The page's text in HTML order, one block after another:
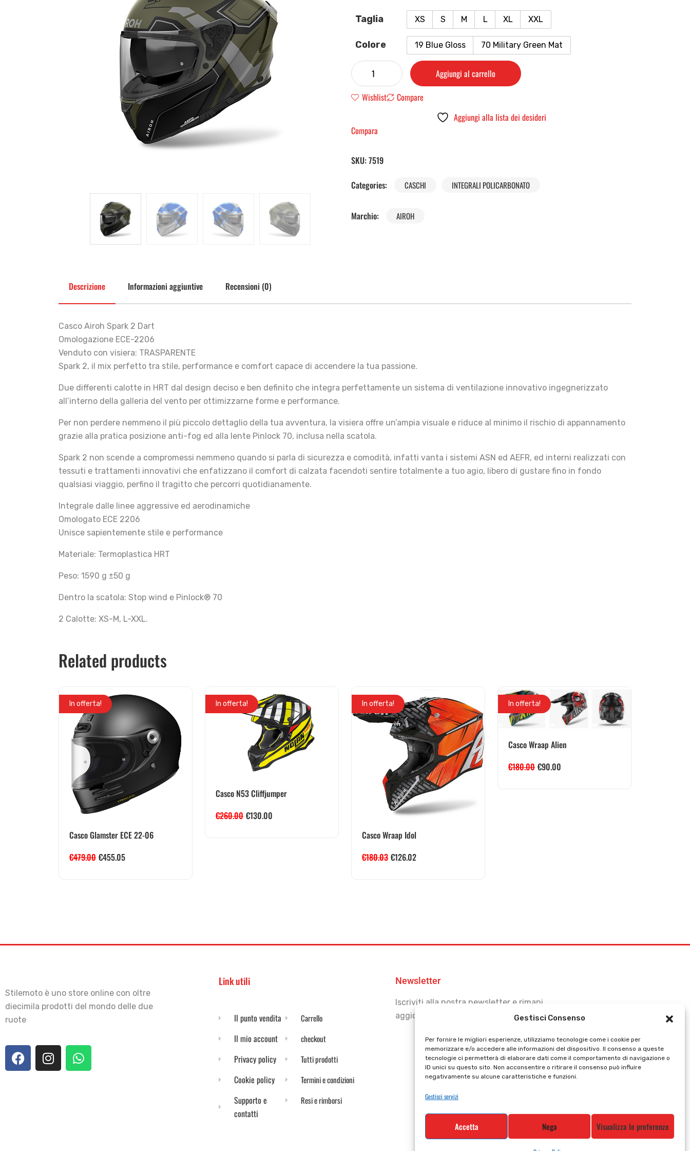
Gestisci Consenso
Per fornire le migliori esperienze, utilizziamo tecnologie come i cookie per
memorizzare e/o accedere alle informazioni del dispositivo. Il consenso a queste
tecnologie ci permetterà di elaborare dati come il comportamento di navigazione o
ID unici su questo sito. Non acconsentire o ritirare il consenso può influire
negativamente su alcune caratteristiche e funzioni.
Gestisci servizi
Accetta Nega Visualizza le preferenze
Taglia XS S M L XL XXL
Colore 19 Blue Gloss 70 Military Green Mat
Aggiungi al carrello
Wishlist
Compare
Aggiungi alla lista dei desideri
Compara
SKU: 7519
Categories:
CASCHI INTEGRALI POLICARBONATO
Marchio: AIROH
Descrizione Informazioni aggiuntive Recensioni (0)
Casco Airoh Spark 2 Dart
Omologazione ECE-2206
Venduto con visiera: TRASPARENTE
Spark 2, il mix perfetto tra stile, performance e comfort capace di accendere la tua passione.
Due differenti calotte in HRT dal design deciso e ben definito che integra perfettamente un sistema di ventilazione innovativo ingegnerizzato
all’interno della galleria del vento per ottimizzarne forme e performance.
Per non perdere nemmeno il più piccolo dettaglio della tua avventura, la visiera offre un’ampia visuale e riduce al minimo il rischio di appannamento
grazie alla pratica posizione anti-fog ed alla lente Pinlock 70, inclusa nella scatola.
Spark 2 non scende a compromessi nemmeno quando si parla di sicurezza e comodità, infatti vanta i sistemi ASN ed AEFR, ed interni realizzati con
tessuti e trattamenti innovativi che enfatizzano il comfort di calzata facendoti sentire totalmente a tuo agio, libero di gustare fino in fondo
qualsiasi viaggio, perfino il tragitto che percorri quotidianamente.
Integrale dalle linee aggressive ed aerodinamiche
Omologato ECE 2206
Unisce sapientemente stile e performance
Materiale: Termoplastica HRT
Peso: 1590 g ±50 g
Dentro la scatola: Stop wind e Pinlock® 70
2 Calotte: XS-M, L-XXL.
Related products
In offerta!
Casco Glamster ECE 22-06
€479.00 €455.05
In offerta!
Casco N53 Cliffjumper
€260.00 €130.00
In offerta!
Casco Wraap Idol
€180.03 €126.02
In offerta!
Casco Wraap Alien
€180.00 €90.00
Stilemoto è uno store online con oltre
diecimila prodotti del mondo delle due
ruote
Link utili
Il punto vendita
Il mio account
Privacy policy
Cookie policy
Supporto e
contatti
Carrello
checkout
Tutti prodotti
Termini e condizioni
Resi e rimborsi
Newsletter
Iscriviti alla nostra newsletter e rimani
aggiornato